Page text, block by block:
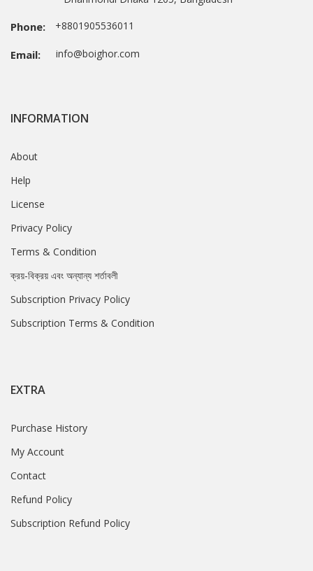
Phone: +8801905536011
Email: info@boighor.com
INFORMATION
About
Help
License
Privacy Policy
Terms & Condition
ক্রয়-বিক্রয় এবং অন্যান্য শর্তাবলী
Subscription Privacy Policy
Subscription Terms & Condition
EXTRA
Purchase History
My Account
Contact
Refund Policy
Subscription Refund Policy